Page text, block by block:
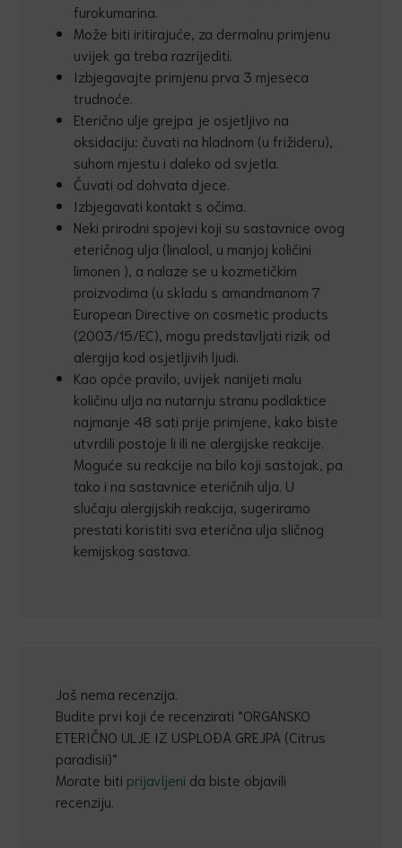
furokumarina.
Može biti iritirajuće, za dermalnu primjenu
uvijek ga treba razrijediti.
Izbjegavajte primjenu prva 3 mjeseca
trudnoće.
Eterično ulje grejpa je osjetljivo na
oksidaciju: čuvati na hladnom (u frižideru),
suhom mjestu i daleko od svjetla.
Čuvati od dohvata djece.
Izbjegavati kontakt s očima.
Neki prirodni spojevi koji su sastavnice ovog
eteričnog ulja (linalool, u manjoj količini
limonen ), a nalaze se u kozmetičkim
proizvodima (u skladu s amandmanom 7
European Directive on cosmetic products
(2003/15/EC), mogu predstavljati rizik od
alergija kod osjetljivih ljudi.
Kao opće pravilo, uvijek nanijeti malu
količinu ulja na nutarnju stranu podlaktice
najmanje 48 sati prije primjene, kako biste
utvrdili postoje li ili ne alergijske reakcije.
Moguće su reakcije na bilo koji sastojak, pa
tako i na sastavnice eteričnih ulja. U
slučaju alergijskih reakcija, sugeriramo
prestati koristiti sva eterična ulja sličnog
kemijskog sastava.
Još nema recenzija.
Budite prvi koji će recenzirati “ORGANSKO
ETERIČNO ULJE IZ USPLOĐA GREJPA (Citrus
paradisii)”
Morate biti prijavljeni da biste objavili
recenziju.